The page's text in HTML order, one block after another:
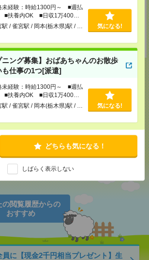
未経験：時給1300円～ ■週払
■扶養内OK ■日収1万400円
駅 / 雀宮駅 / 岡本(栃木県)駅 / … 気になる!
ニング募集】おばあちゃんのお散歩
も仕事の1つ[派遣]
未経験：時給1300円～ ■週払
■扶養内OK ■日収1万400円
駅 / 雀宮駅 / 岡本(栃木県)駅 / … 気になる!
どちらも気になる！
しばらく表示しない
。
車場の無料駐車場サービスチケットを差し上げます
分。住所：久喜市久喜中央1-1061-50）。詳しくは
ださい。
応募ページへ
気になる！
ツイート
の閲覧履歴からの
おすすめ
に【現金2千円相当プレゼント】生